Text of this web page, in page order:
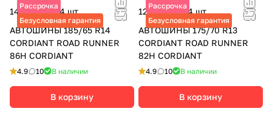
Рассрочка
Безусловная гарантия
14 440 ₽ за 4 шт.
АВТОШИНЫ 185/65 R14
CORDIANT ROAD RUNNER
86H CORDIANT
4.9 10 В наличии
В корзину
Рассрочка
Безусловная гарантия
12 840 ₽ за 4 шт.
АВТОШИНЫ 175/70 R13
CORDIANT ROAD RUNNER
82H CORDIANT
4.9 10 В наличии
В корзину